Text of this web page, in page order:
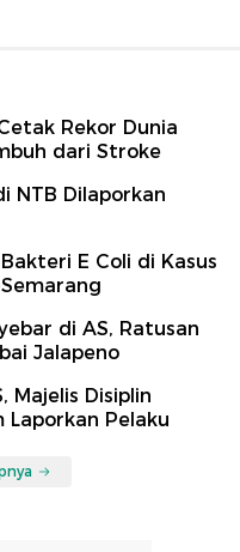
Rekor Dunia
dari Stroke
NTB Dilaporkan
E Coli di Kasus
di AS, Ratusan
Jalapeno
Majelis Disiplin
Laporkan Pelaku